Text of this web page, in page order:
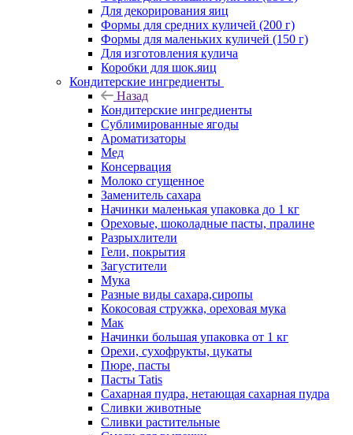
Для декорирования яиц
Формы для средних куличей (200 г)
Формы для маленьких куличей (150 г)
Для изготовления кулича
Коробки для шок.яиц
Кондитерские ингредиенты
Назад
Кондитерские ингредиенты
Сублимированные ягоды
Ароматизаторы
Мед
Консервация
Молоко сгущенное
Заменитель сахара
Начинки маленькая упаковка до 1 кг
Ореховые, шоколадные пасты, пралине
Разрыхлители
Гели, покрытия
Загустители
Мука
Разные виды сахара,сиропы
Кокосовая стружка, ореховая мука
Мак
Начинки большая упаковка от 1 кг
Орехи, сухофрукты, цукаты
Пюре, пасты
Пасты Tatis
Сахарная пудра, нетающая сахарная пудра
Сливки животные
Сливки растительные